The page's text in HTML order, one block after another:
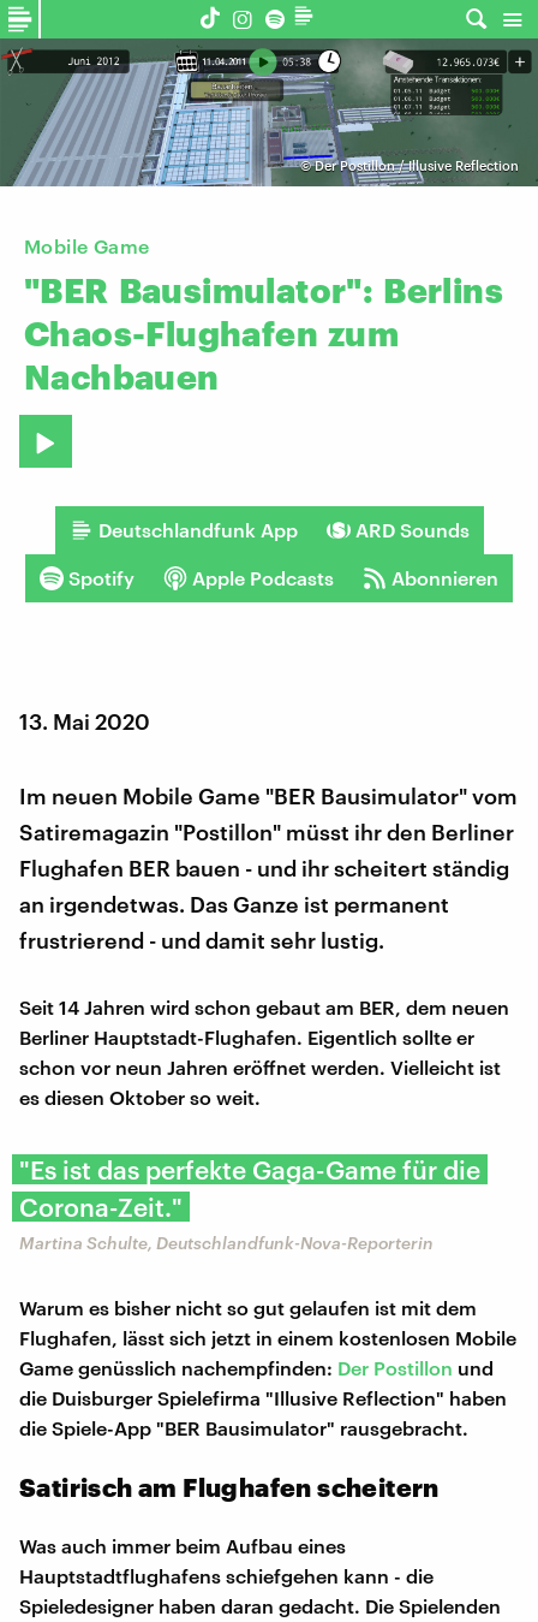
©Der Postillon / Illusive Reflection
Mobile Game
"BER Bausimulator": Berlins
Chaos-Flughafen zum
Nachbauen
Deutschlandfunk App ARD Sounds
Spotify Apple Podcasts Abonnieren
13. Mai 2020
Im neuen Mobile Game "BER Bausimulator" vom
Satiremagazin "Postillon" müsst ihr den Berliner
Flughafen BER bauen - und ihr scheitert ständig
an irgendetwas. Das Ganze ist permanent
frustrierend - und damit sehr lustig.
Seit 14 Jahren wird schon gebaut am BER, dem neuen
Berliner Hauptstadt-Flughafen. Eigentlich sollte er
schon vor neun Jahren eröffnet werden. Vielleicht ist
es diesen Oktober so weit.
"Es ist das perfekte Gaga-Game für die
Corona-Zeit."
Martina Schulte, Deutschlandfunk-Nova-Reporterin
Warum es bisher nicht so gut gelaufen ist mit dem
Flughafen, lässt sich jetzt in einem kostenlosen Mobile
Game genüsslich nachempfinden: Der Postillon und
die Duisburger Spielefirma "Illusive Reflection" haben
die Spiele-App "BER Bausimulator" rausgebracht.
Satirisch am Flughafen scheitern
Was auch immer beim Aufbau eines
Hauptstadtflughafens schiefgehen kann - die
Spieledesigner haben daran gedacht. Die Spielenden